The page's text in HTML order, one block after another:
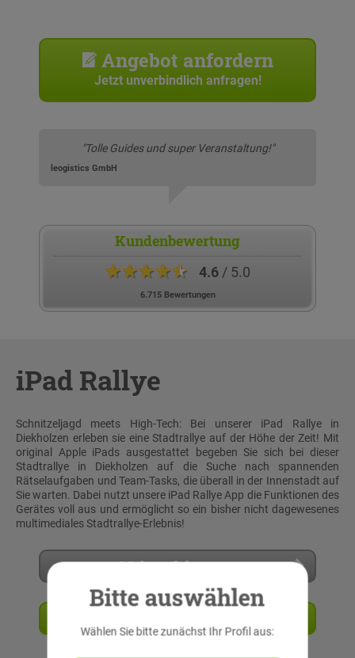
Angebot anfordern
Jetzt unverbindlich anfragen!
"Tolle Guides und super Veranstaltung!"
leogistics GmbH
Kundenbewertung
★★★★★ 4.6/ 5.0
6.715 Bewertungen
iPad Rallye
Schnitzeljagd meets High-Tech: Bei unserer iPad Rallye in
Diekholzen erleben sie eine Stadtrallye auf der Höhe der Zeit! Mit
original Apple iPads ausgestattet begeben Sie sich bei dieser
Stadtrallye in Diekholzen auf die Suche nach spannenden
Rätselaufgaben und Team-Tasks, die überall in der Innenstadt auf
Sie warten. Dabei nutzt unsere iPad Rallye App die Funktionen des
Gerätes voll aus und ermöglicht so ein bisher nicht dagewesenes
multimediales Stadtrallye-Erlebnis!
Mehr erfahren
Bitte auswählen
Wählen Sie bitte zunächst Ihr Profil aus: